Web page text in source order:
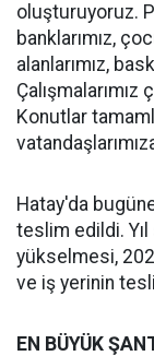
oluşturuyoruz.
banklarımız,
alanlarımız,
Konutlar
Hatay'da
teslim edildi. Yıl
yükselmesi,
ve iş yerinin
EN BÜYÜK